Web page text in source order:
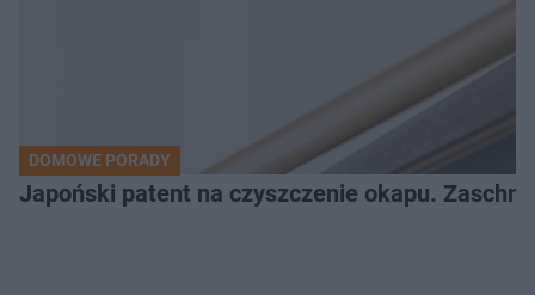
DOMOWE PORADY
Japoński patent na czyszczenie okapu.